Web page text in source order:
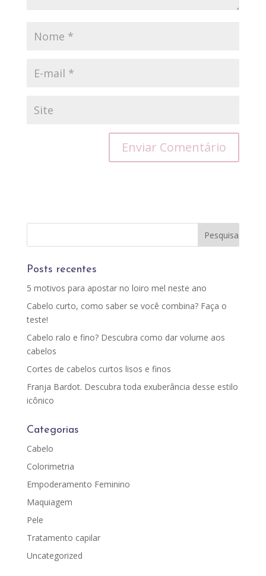
Posts recentes
5 motivos para apostar no loiro mel neste ano
Cabelo curto, como saber se você combina? Faça o
teste!
Cabelo ralo e fino? Descubra como dar volume aos
cabelos
Cortes de cabelos curtos lisos e finos
Franja Bardot. Descubra toda exuberância desse estilo
icônico
Categorias
Cabelo
Colorimetria
Empoderamento Feminino
Maquiagem
Pele
Tratamento capilar
Uncategorized